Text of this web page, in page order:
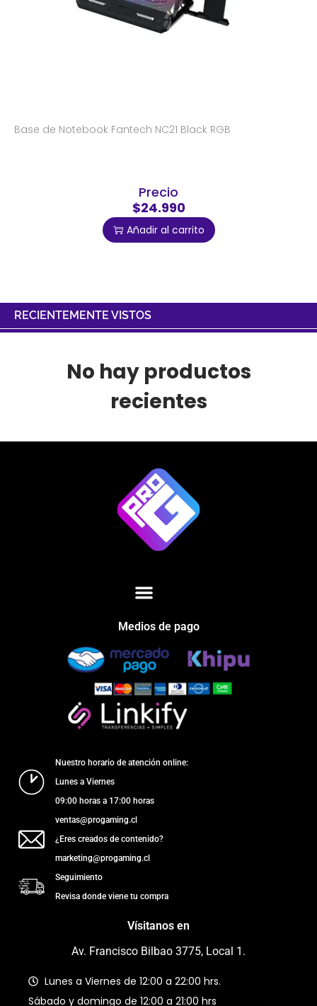
Base de Notebook Fantech NC21 Black RGB
Precio
$24.990
Añadir al carrito
RECIENTEMENTE VISTOS
No hay productos
recientes
Medios de pago
Nuestro horario de atención online:
Lunes a Viernes
09:00 horas a 17:00 horas
ventas@progaming.cl
¿Eres creados de contenido?
marketing@progaming.cl
Seguimiento
Revisa donde viene tu compra
Vísitanos en
Av. Francisco Bilbao 3775, Local 1.
Lunes a Viernes de 12:00 a 22:00 hrs.
Sábado y domingo de 12:00 a 21:00 hrs